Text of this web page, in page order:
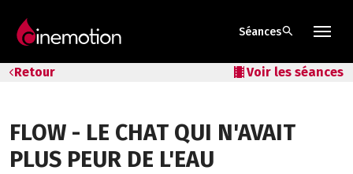
Séancessearch
Retour local_movies Voir les séances
FLOW - LE CHAT QUI N'AVAIT
PLUS PEUR DE L'EAU
Bons cadeaux